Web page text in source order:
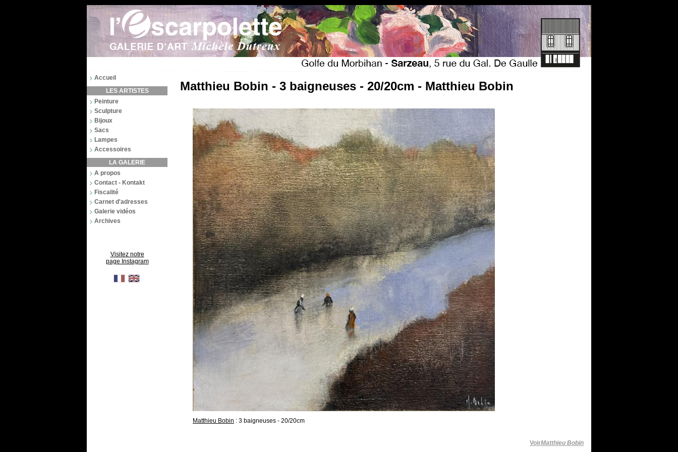
Accueil
LES ARTISTES
Peinture
Sculpture
Bijoux
Sacs
Lampes
Accessoires
LA GALERIE
A propos
Contact - Kontakt
Fiscalité
Carnet d'adresses
Galerie vidéos
Archives
Visitez notre
page Instagram
Matthieu Bobin - 3 baigneuses - 20/20cm - Matthieu Bobin
Matthieu Bobin : 3 baigneuses - 20/20cm
VoirMatthieu Bobin